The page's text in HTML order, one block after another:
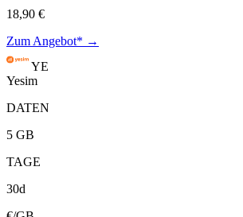
18,90 €
Zum Angebot* →
YE
Yesim
DATEN
5 GB
TAGE
30d